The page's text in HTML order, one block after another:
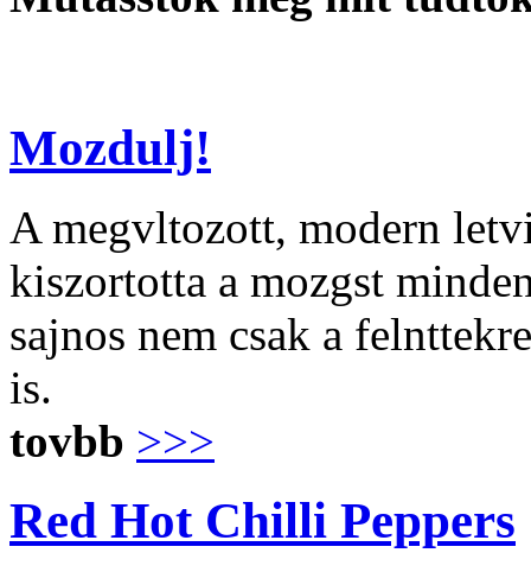
Mozdulj!
A megvltozott, modern
kiszortotta a mozgst
sajnos nem csak a
is.
tovbb >>>
Red Hot Chilli Peppers